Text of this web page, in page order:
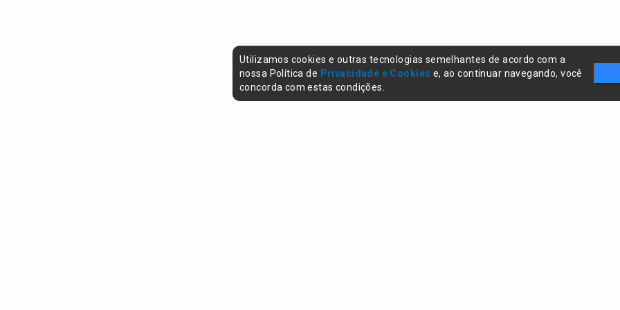
Utilizamos cookies e outras tecnologias semelhantes de acordo com a
nossa Política de Privacidade e Cookies e, ao continuar navegando, você
concorda com estas condições.